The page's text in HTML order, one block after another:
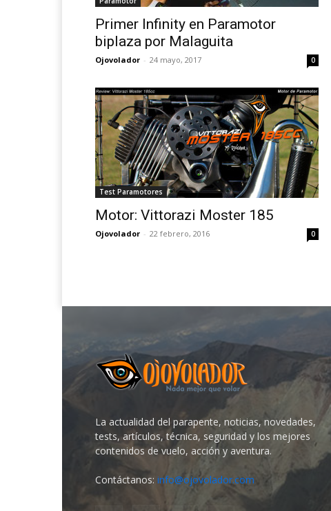
Primer Infinity en Paramotor
biplaza por Malaguita
Ojovolador - 24 mayo, 2017 0
Test Paramotores
Motor: Vittorazi Moster 185
Ojovolador - 22 febrero, 2016 0
La actualidad del parapente, noticias, novedades,
tests, artículos, técnica, seguridad y los mejores
contenidos de vuelo, acción y aventura.
Contáctanos: info@ojovolador.com